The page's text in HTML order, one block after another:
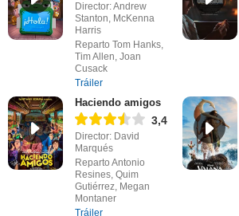
Director: Andrew
Stanton, McKenna
Harris
Reparto Tom Hanks,
Tim Allen, Joan
Cusack
Tráiler
Haciendo amigos
3,4
Director: David
Marqués
Reparto Antonio
Resines, Quim
Gutiérrez, Megan
Montaner
Tráiler